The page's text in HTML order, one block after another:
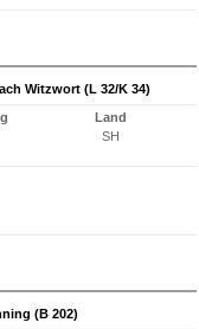
Witzwort (L 32/K 34)
Land
SH
(B 202)